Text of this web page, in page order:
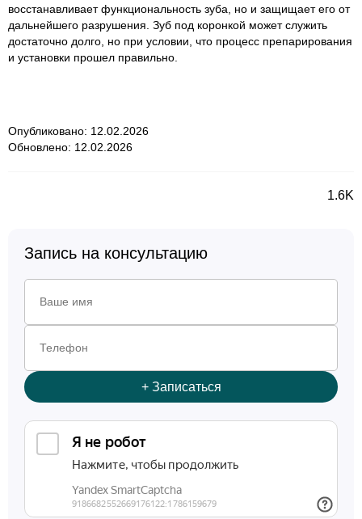
восстанавливает функциональность зуба, но и защищает его от
дальнейшего разрушения. Зуб под коронкой может служить
достаточно долго, но при условии, что процесс препарирования
и установки прошел правильно.
Опубликовано: 12.02.2026
Обновлено: 12.02.2026
1.6K
Запись на консультацию
+ Записаться